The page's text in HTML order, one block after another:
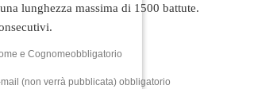
lunghezza massima di 1500 battute.
e Cognomeobbligatorio
mail (non verrà pubblicata) obbligatorio